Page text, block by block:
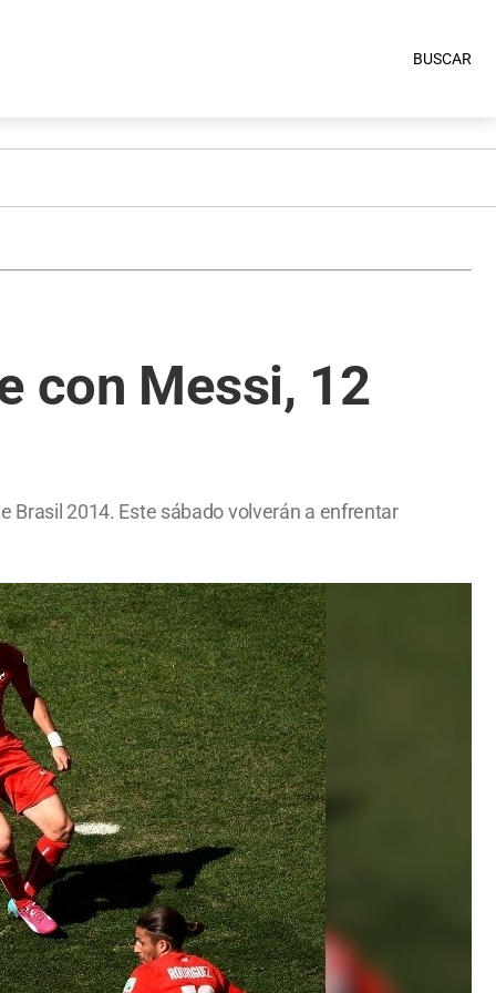
BUSCAR
con Messi, 12
Brasil 2014. Este sábado volverán a enfrentar